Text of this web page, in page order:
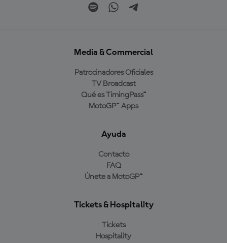
Media & Commercial
Patrocinadores Oficiales
TV Broadcast
Qué es TimingPass™
MotoGP™ Apps
Ayuda
Contacto
FAQ
Únete a MotoGP™
Tickets & Hospitality
Tickets
Hospitality